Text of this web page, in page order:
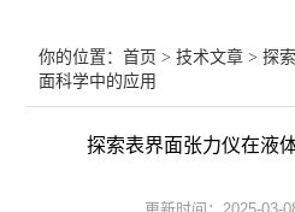
纳米粒度仪
膜厚仪
表面张力仪
你的位置：首页 >技术文章 > 探
面科学中的应用
探索表界面张力仪在液